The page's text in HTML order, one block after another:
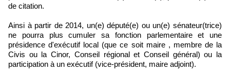
de citation.
Ainsi à partir de 2014, un(e) député(e) ou un(e) sénateur(trice)
ne pourra plus cumuler sa fonction parlementaire et une
présidence d'exécutif local (que ce soit maire , membre de la
Civis ou la Cinor, Conseil régional et Conseil général) ou la
participation à un exécutif (vice-président, maire adjoint).